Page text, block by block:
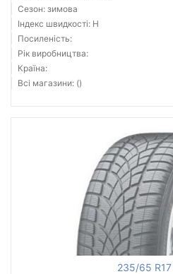
Сезон: зимова
Індекс швидкості: H
Посиленість:
Рік виробництва:
Країна:
Всі магазини: ()
235/65